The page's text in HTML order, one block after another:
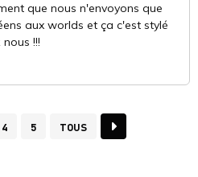
que nous n'envoyons que
aux worlds et ça c'est stylé
!!!
4 5 TOUS